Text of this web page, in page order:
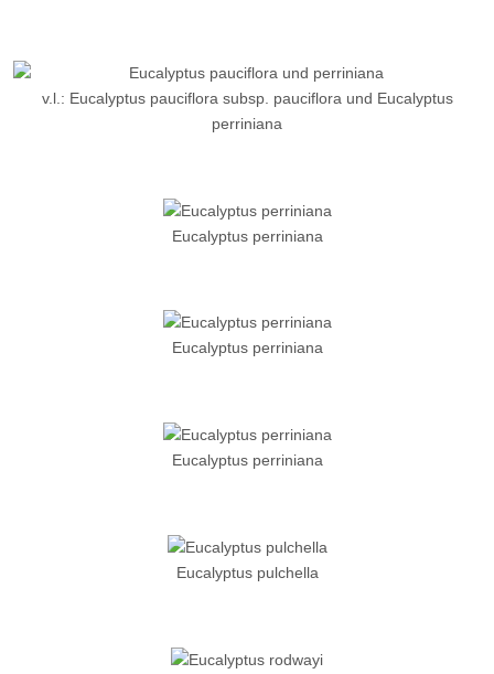
v.l.: Eucalyptus pauciflora subsp. pauciflora und Eucalyptus
perriniana
Eucalyptus perriniana
Eucalyptus perriniana
Eucalyptus perriniana
Eucalyptus pulchella